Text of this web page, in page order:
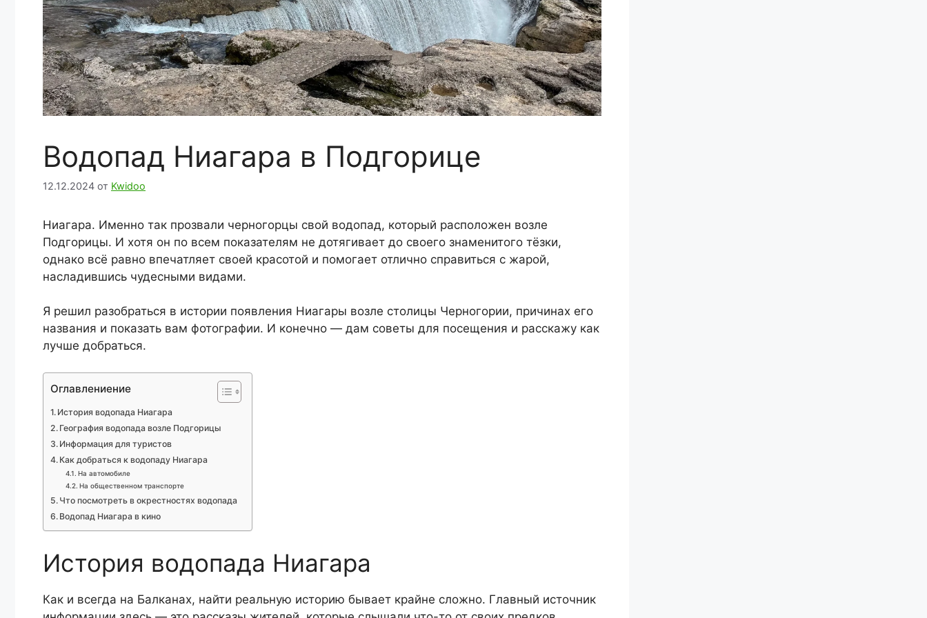
Водопад Ниагара в Подгорице
12.12.2024 от Kwidoo
Ниагара. Именно так прозвали черногорцы свой водопад, который расположен возле
Подгорицы. И хотя он по всем показателям не дотягивает до своего знаменитого тёзки,
однако всё равно впечатляет своей красотой и помогает отлично справиться с жарой,
насладившись чудесными видами.
Я решил разобраться в истории появления Ниагары возле столицы Черногории, причинах его
названия и показать вам фотографии. И конечно — дам советы для посещения и расскажу как
лучше добраться.
Оглавлениение
История водопада Ниагара
География водопада возле Подгорицы
Информация для туристов
Как добраться к водопаду Ниагара
На автомобиле
На общественном транспорте
Что посмотреть в окрестностях водопада
Водопад Ниагара в кино
История водопада Ниагара
Как и всегда на Балканах, найти реальную историю бывает крайне сложно. Главный источник